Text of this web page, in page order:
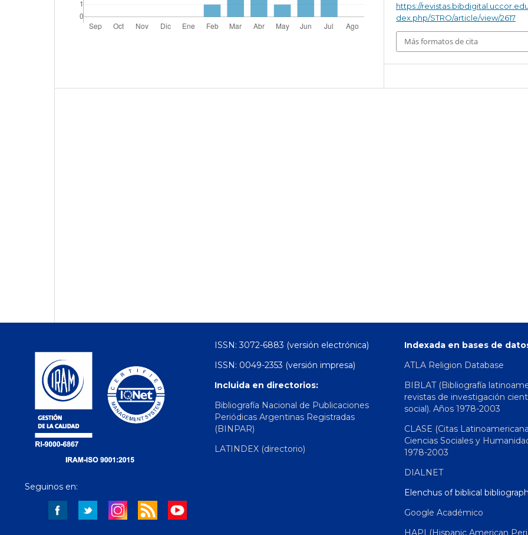
https://
dex.php/STRO/article/view/2617
Más formatos de cita
Seguinos en:
ISSN: 3072-6883 (versión electrónica)
ISSN: 0049-2353 (versión impresa)
Incluida en directorios:
Bibliografía Nacional de Publicaciones
Periódicas Argentinas Registradas
(BINPAR)
LATINDEX (directorio)
Indexada en bases de
ATLA Religion Database
BIBLAT (Bibliografía
revistas de investigación
social). Años 1978-2003
CLASE (Citas
Ciencias Sociales y
1978-2003
DIALNET
Elenchus of biblical
Google Académico
HAPI (Hispanic American